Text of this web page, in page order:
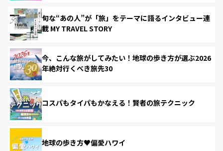
旬な“あの人”が「旅」をテーマに語るインタビュー連
載 MY TRAVEL STORY
今、こんな旅がしてみたい！地球の歩き方が選ぶ2026
年絶対行くべき旅先30
コスパもタイパもかなえる！賢者の旅テクニック
地球の歩き方♥偏愛ハワイ